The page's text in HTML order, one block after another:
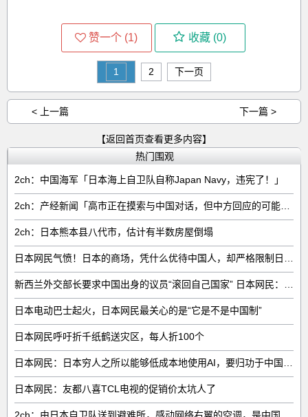
赞一个 (1) 收藏 (0)
1 2 下一页
< 上一篇 下一篇 >
【返回首页查看更多内容】
热门围观
2ch：中国海军「日本海上自卫队自称Japan Navy，违宪了！」
2ch：日本熊本县八代市，估计有半数房屋倒塌
日本电动巴士起火，日本网民最关心的是“它是不是中国制”
日本网民呼吁折千纸鹤送灾区，每人折100个
日本网民：友都八喜TCL电视的促销价太坑人了